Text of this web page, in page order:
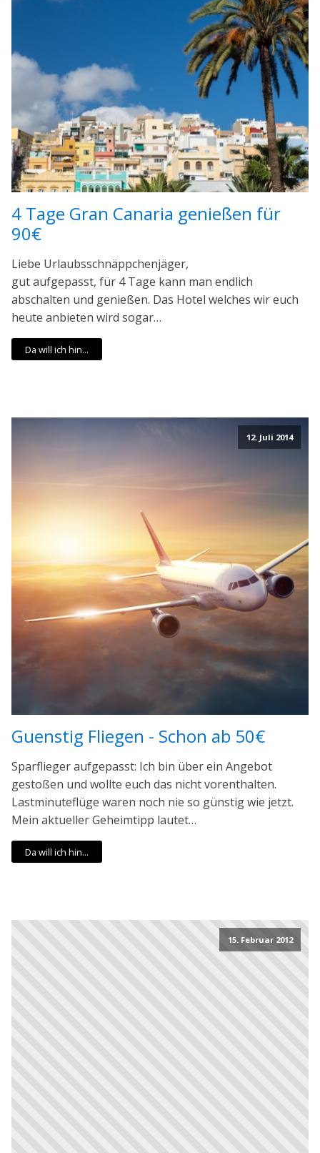
4 Tage Gran Canaria genießen für
90€
Liebe Urlaubsschnäppchenjäger,
gut aufgepasst, für 4 Tage kann man endlich
abschalten und genießen. Das Hotel welches wir euch
heute anbieten wird sogar…
Da will ich hin...
12. Juli 2014
Guenstig Fliegen - Schon ab 50€
Sparflieger aufgepasst: Ich bin über ein Angebot
gestoßen und wollte euch das nicht vorenthalten.
Lastminuteflüge waren noch nie so günstig wie jetzt.
Mein aktueller Geheimtipp lautet…
Da will ich hin...
15. Februar 2012